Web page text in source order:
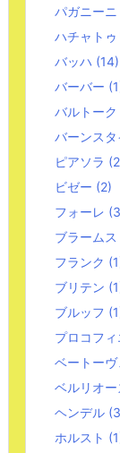
パガニーニ
ハチャトゥ
バッハ (14)
バーバー
バルトーク
バーンスタ
ピアソラ
ビゼー (2)
フォーレ
ブラームス
フランク
ブリテン
ブルッフ
プロコフィ
ベートーヴ
ベルリオー
ヘンデル
ホルスト